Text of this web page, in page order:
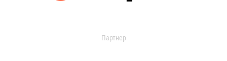
Партнер